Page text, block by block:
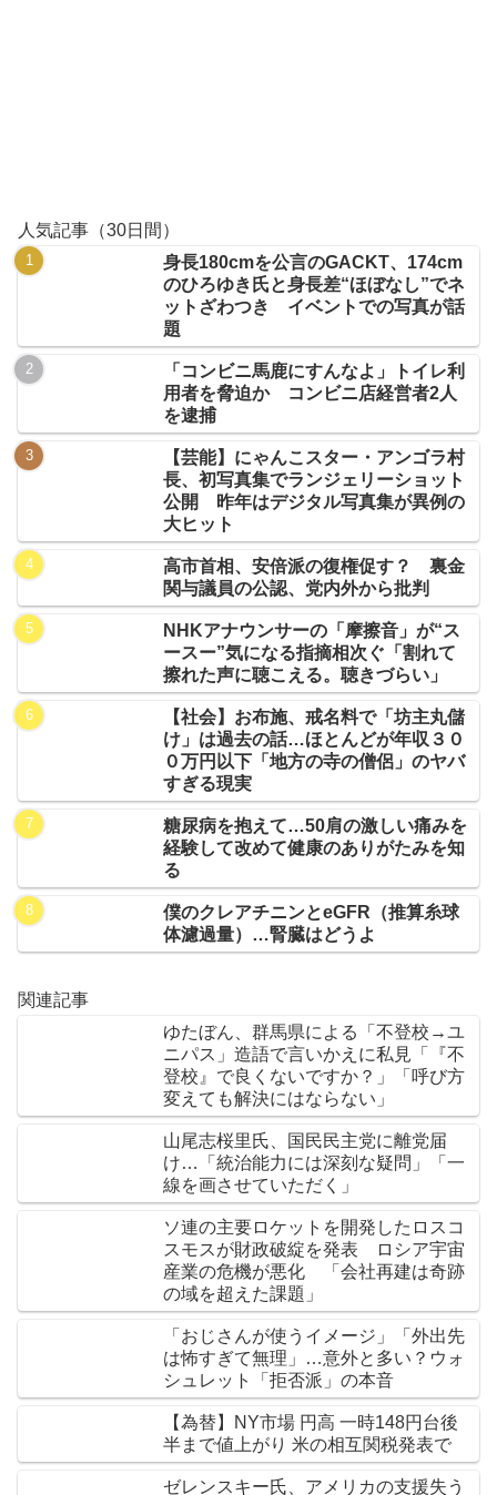
人気記事（30日間）
身長180cmを公言のGACKT、174cm
のひろゆき氏と身長差“ほぼなし”でネ
ットざわつき イベントでの写真が話
題
「コンビニ馬鹿にすんなよ」トイレ利
用者を脅迫か コンビニ店経営者2人
を逮捕
【芸能】にゃんこスター・アンゴラ村
長、初写真集でランジェリーショット
公開 昨年はデジタル写真集が異例の
大ヒット
高市首相、安倍派の復権促す？ 裏金
関与議員の公認、党内外から批判
NHKアナウンサーの「摩擦音」が“ス
ースー”気になる指摘相次ぐ「割れて
擦れた声に聴こえる。聴きづらい」
【社会】お布施、戒名料で「坊主丸儲
け」は過去の話…ほとんどが年収３０
０万円以下「地方の寺の僧侶」のヤバ
すぎる現実
糖尿病を抱えて…50肩の激しい痛みを
経験して改めて健康のありがたみを知
る
僕のクレアチニンとeGFR（推算糸球
体濾過量）…腎臓はどうよ
関連記事
ゆたぼん、群馬県による「不登校→ユ
ニパス」造語で言いかえに私見「『不
登校』で良くないですか？」「呼び方
変えても解決にはならない」
山尾志桜里氏、国民民主党に離党届
け…「統治能力には深刻な疑問」「一
線を画させていただく」
ソ連の主要ロケットを開発したロスコ
スモスが財政破綻を発表 ロシア宇宙
産業の危機が悪化 「会社再建は奇跡
の域を超えた課題」
「おじさんが使うイメージ」「外出先
は怖すぎて無理」…意外と多い？ウォ
シュレット「拒否派」の本音
【為替】NY市場 円高 一時148円台後
半まで値上がり 米の相互関税発表で
ゼレンスキー氏、アメリカの支援失う